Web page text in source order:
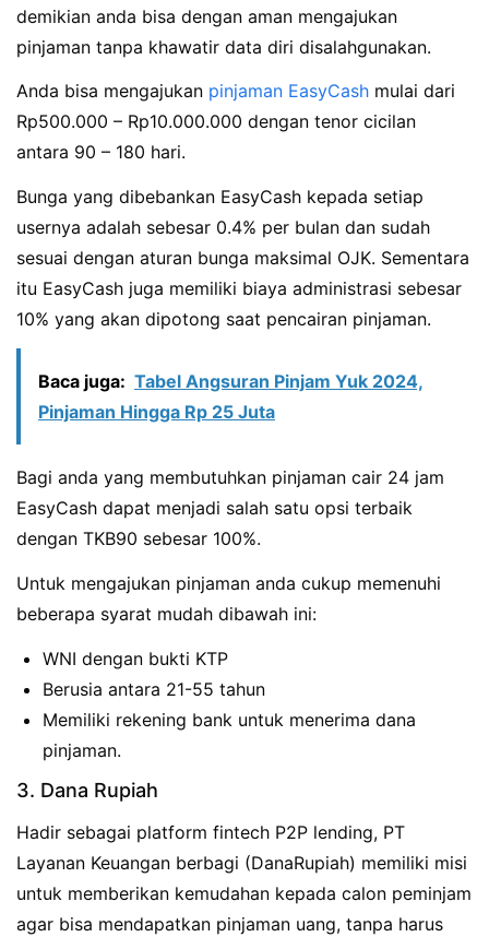
demikian anda bisa dengan aman mengajukan
pinjaman tanpa khawatir data diri disalahgunakan.
Anda bisa mengajukan pinjaman EasyCash mulai dari
Rp500.000 – Rp10.000.000 dengan tenor cicilan
antara 90 – 180 hari.
Bunga yang dibebankan EasyCash kepada setiap
usernya adalah sebesar 0.4% per bulan dan sudah
sesuai dengan aturan bunga maksimal OJK. Sementara
itu EasyCash juga memiliki biaya administrasi sebesar
10% yang akan dipotong saat pencairan pinjaman.
Baca juga: Tabel Angsuran Pinjam Yuk 2024,
Pinjaman Hingga Rp 25 Juta
Bagi anda yang membutuhkan pinjaman cair 24 jam
EasyCash dapat menjadi salah satu opsi terbaik
dengan TKB90 sebesar 100%.
Untuk mengajukan pinjaman anda cukup memenuhi
beberapa syarat mudah dibawah ini:
WNI dengan bukti KTP
Berusia antara 21-55 tahun
Memiliki rekening bank untuk menerima dana
pinjaman.
3. Dana Rupiah
Hadir sebagai platform fintech P2P lending, PT
Layanan Keuangan berbagi (DanaRupiah) memiliki misi
untuk memberikan kemudahan kepada calon peminjam
agar bisa mendapatkan pinjaman uang, tanpa harus